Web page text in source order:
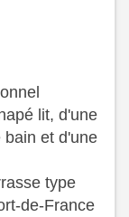
lit, d'une
bain et d'une
type
de-France